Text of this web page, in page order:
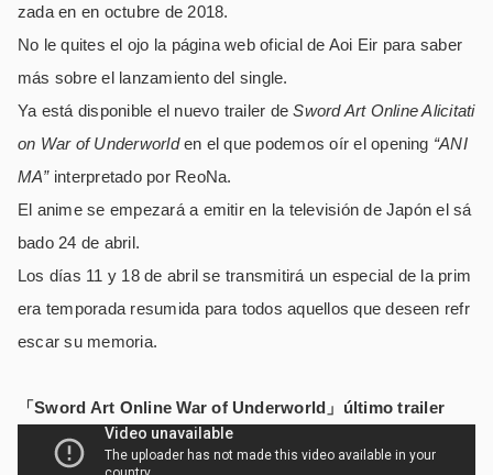
zada en en octubre de 2018.
No le quites el ojo la página web oficial de Aoi Eir para saber
más sobre el lanzamiento del single.
Ya está disponible el nuevo trailer deSword Art Online Alicitati
on War of Underworlden el que podemos oír el opening “ANI
MA”interpretado por ReoNa.
El anime se empezará a emitir en la televisión de Japón el sá
bado 24 de abril.
Los días 11 y 18 de abril se transmitirá un especial de la prim
era temporada resumida para todos aquellos que deseen refr
escar su memoria.
「Sword Art Online War of Underworld」último trailer